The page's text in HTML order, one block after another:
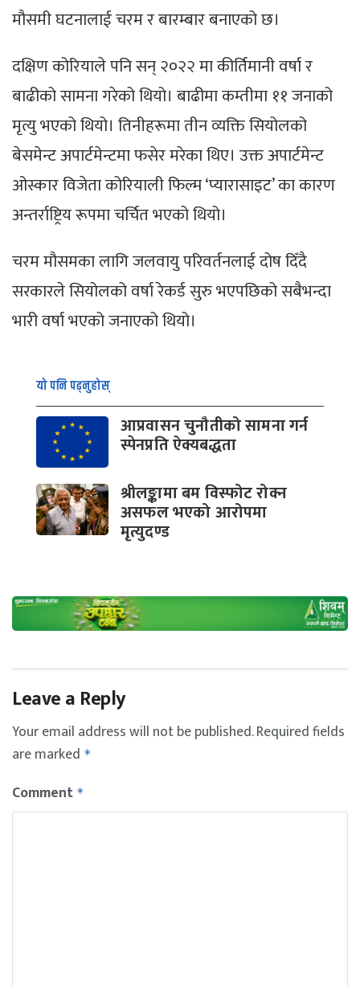
मौसमी घटनालाई चरम र बारम्बार बनाएको छ।
दक्षिण कोरियाले पनि सन् २०२२ मा कीर्तिमानी वर्षा र
बाढीको सामना गरेको थियो। बाढीमा कम्तीमा ११ जनाको
मृत्यु भएको थियो। तिनीहरूमा तीन व्यक्ति सियोलको
बेसमेन्ट अपार्टमेन्टमा फसेर मरेका थिए। उक्त अपार्टमेन्ट
ओस्कार विजेता कोरियाली फिल्म ‘प्यारासाइट’ का कारण
अन्तर्राष्ट्रिय रूपमा चर्चित भएको थियो।
चरम मौसमका लागि जलवायु परिवर्तनलाई दोष दिँदै
सरकारले सियोलको वर्षा रेकर्ड सुरु भएपछिको सबैभन्दा
भारी वर्षा भएको जनाएको थियो।
यो पनि पढ्नुहोस्
आप्रवासन चुनौतीको सामना गर्न
स्पेनप्रति ऐक्यबद्धता
श्रीलङ्कामा बम विस्फोट रोक्न
असफल भएको आरोपमा
मृत्युदण्ड
Leave a Reply
Your email address will not be published.Required fields
are marked *
Comment *